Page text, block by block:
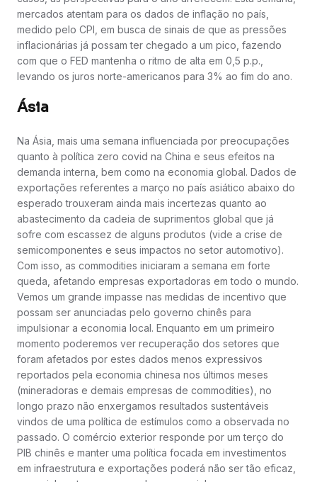
mercados atentam para os dados de inflação no país,
medido pelo CPI, em busca de sinais de que as pressões
inflacionárias já possam ter chegado a um pico, fazendo
com que o FED mantenha o ritmo de alta em 0,5 p.p.,
levando os juros norte-americanos para 3% ao fim do ano.
Ásia
Na Ásia, mais uma semana influenciada por preocupações
quanto à política zero covid na China e seus efeitos na
demanda interna, bem como na economia global. Dados de
exportações referentes a março no país asiático abaixo do
esperado trouxeram ainda mais incertezas quanto ao
abastecimento da cadeia de suprimentos global que já
sofre com escassez de alguns produtos (vide a crise de
semicomponentes e seus impactos no setor automotivo).
Com isso, as commodities iniciaram a semana em forte
queda, afetando empresas exportadoras em todo o mundo.
Vemos um grande impasse nas medidas de incentivo que
possam ser anunciadas pelo governo chinês para
impulsionar a economia local. Enquanto em um primeiro
momento poderemos ver recuperação dos setores que
foram afetados por estes dados menos expressivos
reportados pela economia chinesa nos últimos meses
(mineradoras e demais empresas de commodities), no
longo prazo não enxergamos resultados sustentáveis
vindos de uma política de estímulos como a observada no
passado. O comércio exterior responde por um terço do
PIB chinês e manter uma política focada em investimentos
em infraestrutura e exportações poderá não ser tão eficaz,